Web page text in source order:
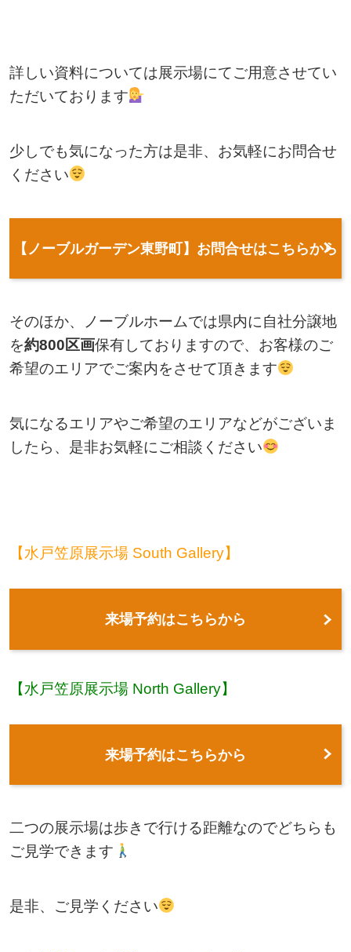
詳しい資料については展示場にてご用意させてい
ただいております
少しでも気になった方は是非、お気軽にお問合せ
ください
【ノーブルガーデン東野町】お問合せはこちらから
そのほか、ノーブルホームでは県内に自社分譲地
を約800区画保有しておりますので、お客様のご
希望のエリアでご案内をさせて頂きます
気になるエリアやご希望のエリアなどがございま
したら、是非お気軽にご相談ください
【水戸笠原展示場 South Gallery】
来場予約はこちらから
【水戸笠原展示場 North Gallery】
来場予約はこちらから
二つの展示場は歩きで行ける距離なのでどちらも
ご見学できます
是非、ご見学ください